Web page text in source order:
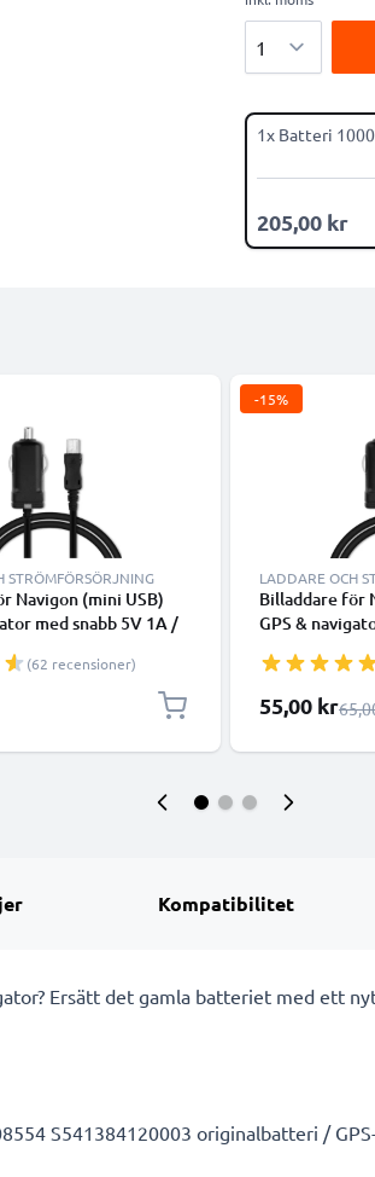
1x Batteri
205,00 kr
STRÖMFÖRSÖRJNING
Navigon (mini USB)
med snabb 5V 1A /
(62 recensioner)
-15%
LADDARE OCH
Billaddare för
GPS &
kabel /
Specialpris
55,00 kr
Kompatibilitet
Ersätt det gamla batteriet med ett
S541384120003 originalbatteri /